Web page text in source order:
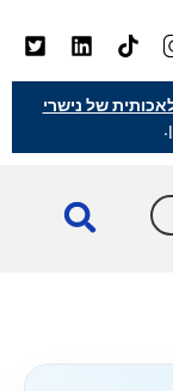
של נישרי